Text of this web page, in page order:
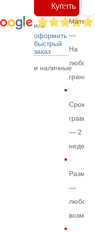
Купить
или
оформить
быстрый
заказ
и наличные
—
На
любом
граните
Срок
— 2
недели
Размер
—
любой